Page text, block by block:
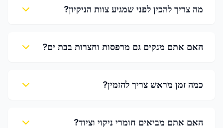
מה צריך להכין לפני שמגיע צוות הניקיון?
האם אתם מנקים גם מרפסות וחצרות בבת ים?
כמה זמן מראש צריך להזמין?
האם אתם מביאים חומרי ניקוי וציוד?